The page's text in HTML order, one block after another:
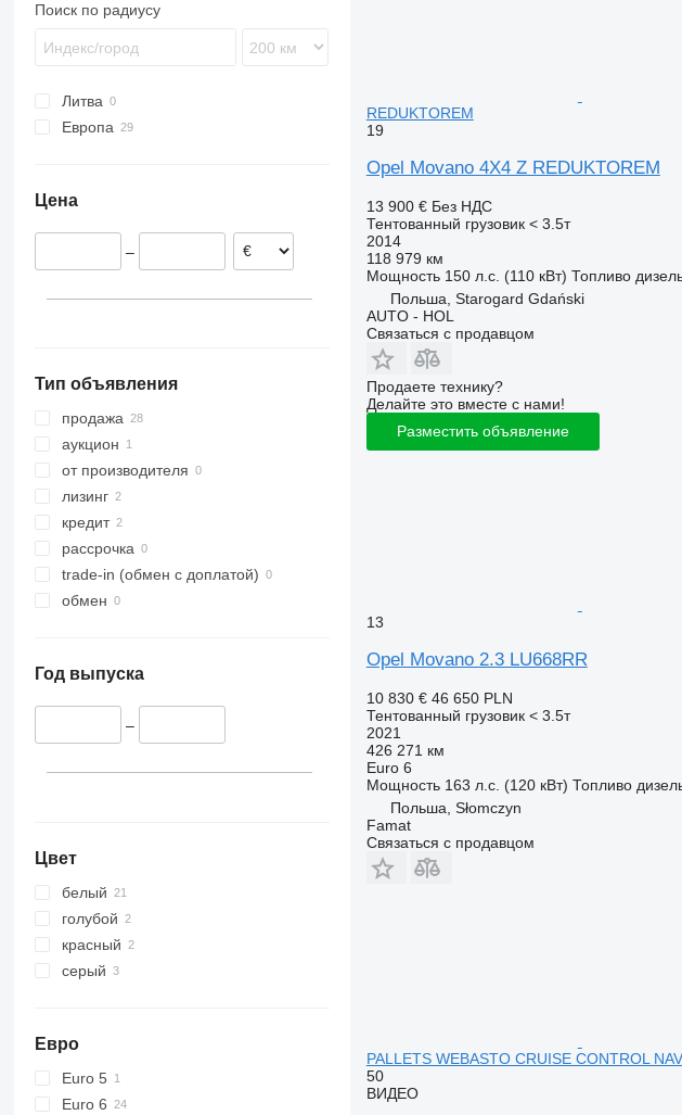
Поиск по радиусу
Литва
Европа
Чехия
Нидерланды
Цена
–
Тип объявления
продажа
аукцион
от производителя
лизинг
кредит
рассрочка
trade-in (обмен с доплатой)
обмен
Год выпуска
–
Цвет
белый
голубой
красный
серый
Евро
Euro 5
Euro 6
REDUKTOREM
19
Opel Movano 4X4 Z REDUKTOREM
13 900 € Без НДС
Тентованный грузовик < 3.5т
2014
118 979 км
Мощность 150 л.с. (110 кВт) Топливо
Польша, Starogard Gdański
AUTO - HOL
Связаться с продавцом
Продаете технику?
Делайте это вместе с нами!
Разместить объявление
13
Opel Movano 2.3 LU668RR
10 830 € 46 650 PLN
Тентованный грузовик < 3.5т
2021
426 271 км
Euro 6
Мощность 163 л.с. (120 кВт) Топливо
Польша, Słomczyn
Famat
Связаться с продавцом
PALLETS WEBASTO CRUISE CONTROL
50
ВИДЕО